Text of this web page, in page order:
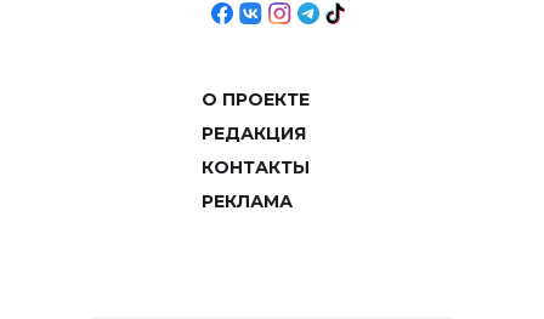
О ПРОЕКТЕ
РЕДАКЦИЯ
КОНТАКТЫ
РЕКЛАМА